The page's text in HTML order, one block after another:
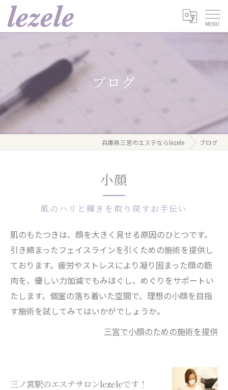
ブログ
兵庫県三宮のエステならlezele ブログ
小顔
肌のハリと輝きを取り戻すお手伝い
肌のもたつきは、顔を大きく見せる原因のひとつです。
引き締まったフェイスラインを引くための施術を提供し
ております。疲労やストレスにより凝り固まった顔の筋
肉を、優しい力加減でもみほぐし、めぐりをサポートい
たします。個室の落ち着いた空間で、理想の小顔を目指
す施術を試してみてはいかがでしょうか。
三宮で小顔のための施術を提供
三ノ宮駅のエステサロンlezeleです！